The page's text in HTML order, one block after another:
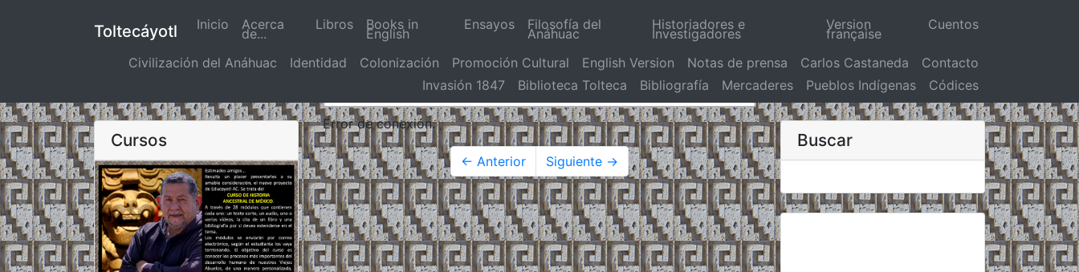
Toltecáyotl Inicio (actual)
Acerca
de...
Libros Books in
English
Ensayos Filosofía del
Anáhuac
Historiadores e
Investigadores
Version
française
Cuentos
Civilización del Anáhuac Identidad Colonización Promoción Cultural English Version Notas de prensa Carlos Castaneda
Contacto
Invasión 1847
Biblioteca Tolteca Bibliografía Mercaderes Pueblos Indígenas Códices
Cursos
Error de conexión.
← Anterior Siguiente →
Buscar